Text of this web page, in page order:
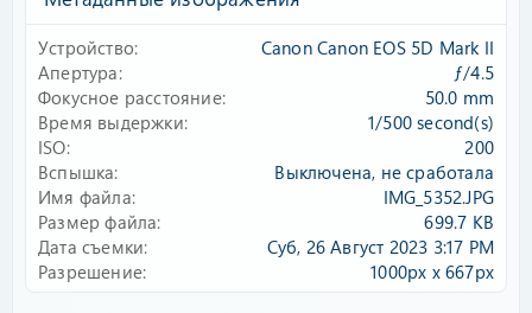
д
Устройство
Canon Canon EOS 5D Mark II
Апертура
ƒ/4.5
Фокусное расстояние
50.0 mm
Время выдержки
1/500 second(s)
ISO
200
Вспышка
Выключена, не сработала
Имя файла
IMG_5352.JPG
Размер файла
699.7 KB
Дата съемки
Суб, 26 Август 2023 3:17 PM
Разрешение
1000px x 667px